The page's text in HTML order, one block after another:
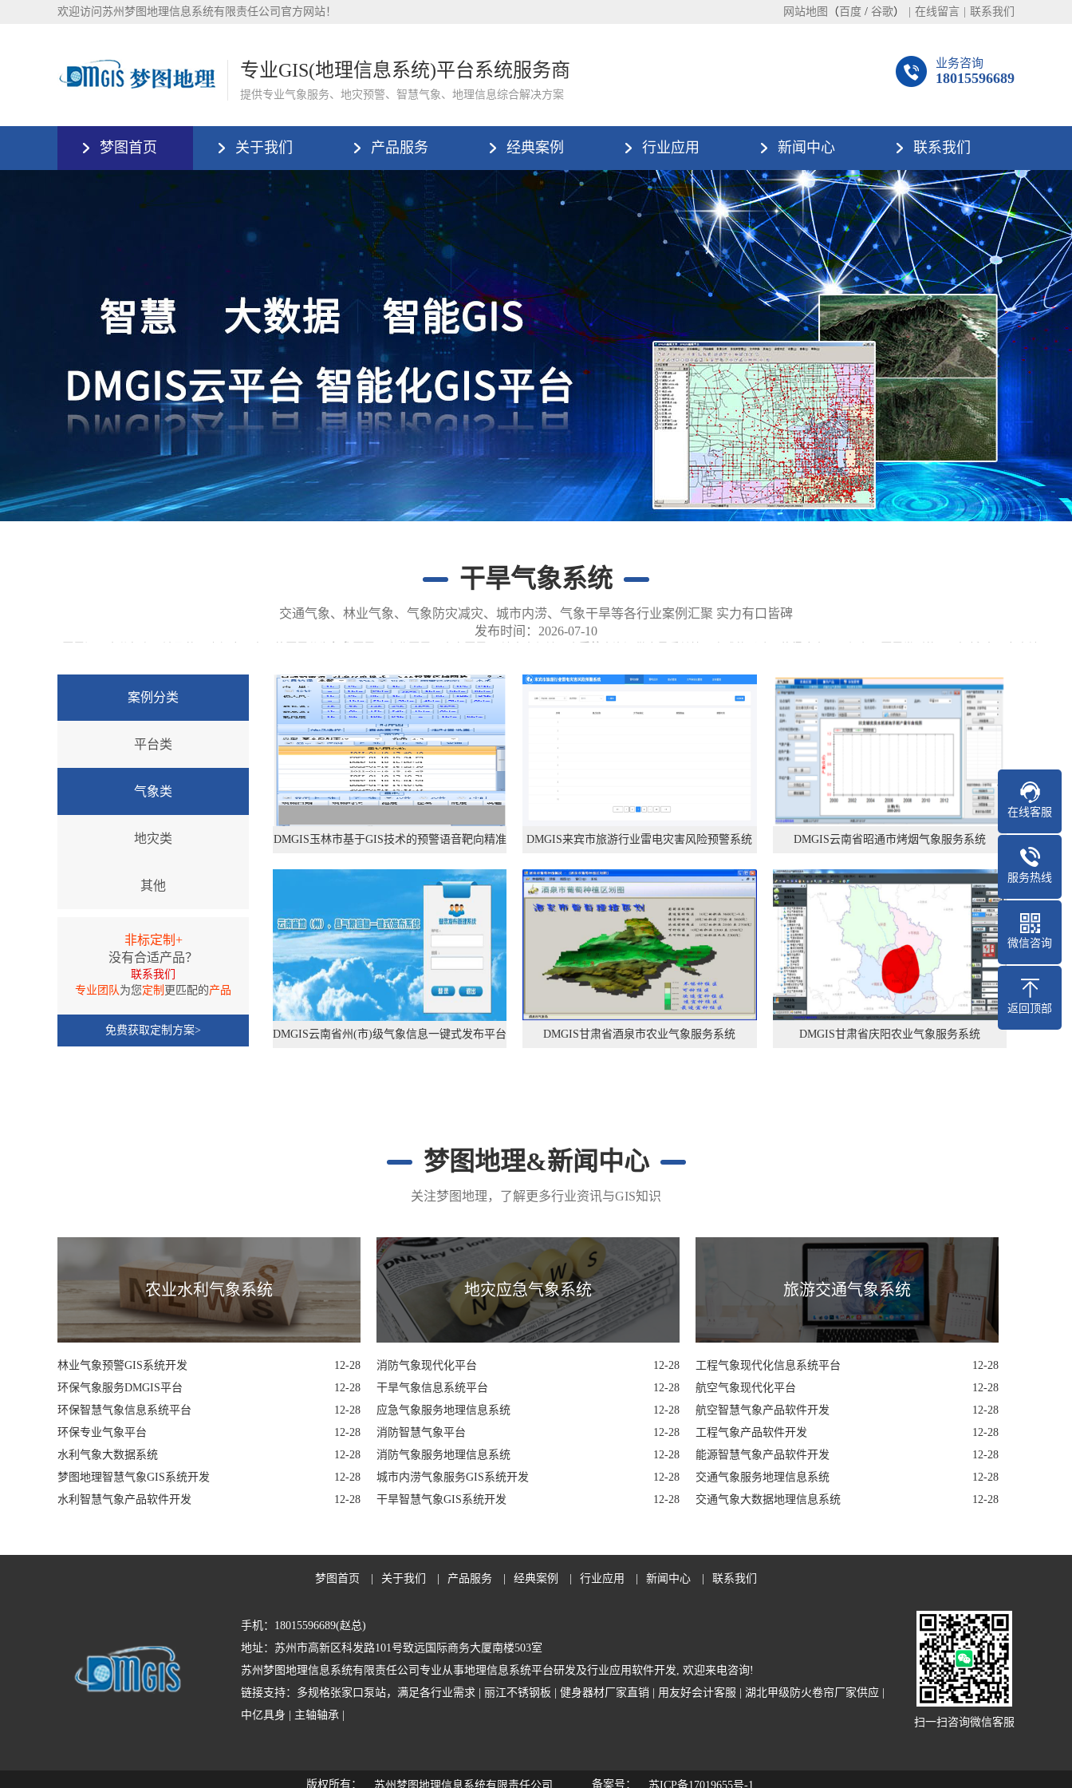
欢迎访问苏州梦图地理信息系统有限责任公司官方网站！ 网站地图 （ 百度 / 谷歌） 在线留言 联系我们
专业GIS(地理信息系统)平台系统服务商
提供专业气象服务、地灾预警、智慧气象、地理信息综合解决方案
业务咨询
18015596689
梦图首页 关于我们 产品服务 经典案例 行业应用 新闻中心 联系我们
干旱气象系统
交通气象、林业气象、气象防灾减灾、城市内涝、气象干旱等各行业案例汇聚 实力有口皆碑
发布时间：2026-07-10
案例分类
平台类
气象类
地灾类
其他
非标定制+
没有合适产品？
联系我们
专业团队为您定制 更匹配的产品
免费获取定制方案>
DMGIS玉林市基于GIS技术的预警语音靶向精准
叫应系统
DMGIS来宾市旅游行业雷电灾害风险预警系统 DMGIS云南省昭通市烤烟气象服务系统
DMGIS云南省州(市)级气象信息一键式发布平台 DMGIS甘肃省酒泉市农业气象服务系统 DMGIS甘肃省庆阳农业气象服务系统
梦图地理&新闻中心
关注梦图地理，了解更多行业资讯与GIS知识
农业水利气象系统
林业气象预警GIS系统开发
12-28
环保气象服务DMGIS平台
12-28
环保智慧气象信息系统平台
12-28
环保专业气象平台
12-28
水利气象大数据系统
12-28
梦图地理智慧气象GIS系统开发
12-28
水利智慧气象产品软件开发
12-28
地灾应急气象系统
消防气象现代化平台
12-28
干旱气象信息系统平台
12-28
应急气象服务地理信息系统
12-28
消防智慧气象平台
12-28
消防气象服务地理信息系统
12-28
城市内涝气象服务GIS系统开发
12-28
干旱智慧气象GIS系统开发
12-28
旅游交通气象系统
工程气象现代化信息系统平台
12-28
航空气象现代化平台
12-28
航空智慧气象产品软件开发
12-28
工程气象产品软件开发
12-28
能源智慧气象产品软件开发
12-28
交通气象服务地理信息系统
12-28
交通气象大数据地理信息系统
12-28
梦图首页 关于我们 产品服务 经典案例 行业应用 新闻中心 联系我们
手机：18015596689(赵总)
地址：苏州市高新区科发路101号致远国际商务大厦南楼503室
苏州梦图地理信息系统有限责任公司专业从事地理信息系统平台研发及行业应用软件开发, 欢迎来电咨询!
链接支持： 多规格张家口泵站，满足各行业需求 丽江不锈钢板 健身器材厂家直销 用友好会计客服 湖北甲级防火卷帘厂家供应
中亿具身
主轴轴承
扫一扫咨询微信客服
版权所有： 苏州梦图地理信息系统有限责任公司 备案号： 苏ICP备17019655号-1
在线客服
服务热线
微信咨询
返回顶部